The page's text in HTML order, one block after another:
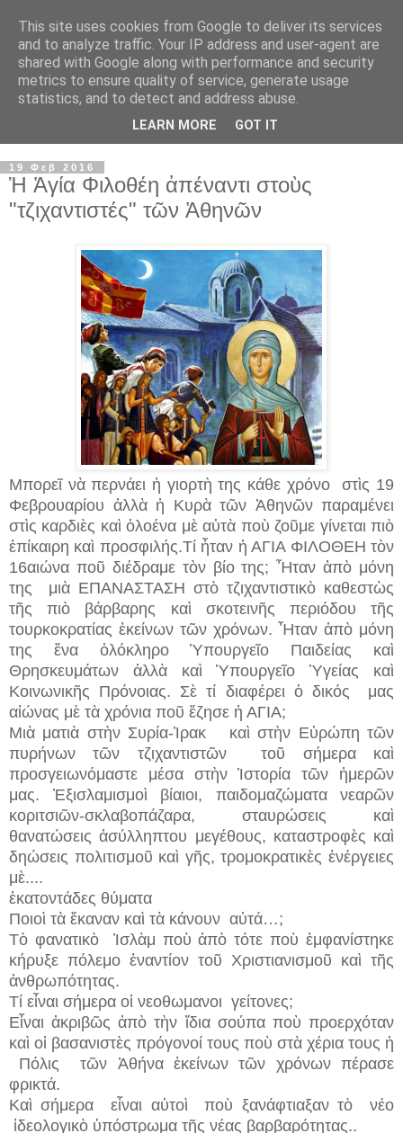
19 Φεβ 2016
Ἡ Ἁγία Φιλοθέη ἀπέναντι στοὺς
"τζιχαντιστές" τῶν Ἀθηνῶν
Μπορεῖ νὰ περνάει ἡ γιορτὴ της κάθε χρόνο στὶς 19
Φεβρουαρίου ἀλλὰ ἡ Κυρὰ τῶν Ἀθηνῶν παραμένει
στὶς καρδιὲς καὶ ὁλοένα μὲ αὐτὰ ποὺ ζοῦμε γίνεται πιὸ
ἐπίκαιρη καὶ προσφιλής.Τί ἦταν ἡ ΑΓΙΑ ΦΙΛΟΘΕΗ τὸν
16αιώνα ποῦ διέδραμε τὸν βίο της;Ἦταν ἀπὸ μόνη
της μιὰ ΕΠΑΝΑΣΤΑΣΗ στὸ τζιχαντιστικὸ καθεστὼς
τῆς πιὸ βάρβαρης καὶ σκοτεινῆς περιόδου τῆς
τουρκοκρατίας ἐκείνων τῶν χρόνων.Ἦταν ἀπὸ μόνη
της ἕνα ὁλόκληρο Ὑπουργεῖο Παιδείας καὶ
Θρησκευμάτων ἀλλὰ καὶ Ὑπουργεῖο Ὑγείας καὶ
Κοινωνικῆς Πρόνοιας. Σὲ τί διαφέρει ὁ δικός μας
αἰώνας μὲ τὰ χρόνια ποῦ ἔζησε ἡ ΑΓΙΑ;
Μιὰ ματιὰ στὴν Συρία-Ἰρακ καὶ στὴν Εὐρώπη τῶν
πυρήνων τῶν τζιχαντιστῶν τοῦ σήμερα καὶ
προσγειωνόμαστε μέσα στὴν Ἱστορία τῶν ἡμερῶν
μας. Ἐξισλαμισμοὶ βίαιοι, παιδομαζώματα νεαρῶν
κοριτσιῶν-σκλαβοπάζαρα, σταυρώσεις καὶ
θανατώσεις ἀσύλληπτου μεγέθους, καταστροφὲς καὶ
δηώσεις πολιτισμοῦ καὶ γῆς, τρομοκρατικὲς ἐνέργειες
μὲ....
ἑκατοντάδες θύματα
Ποιοὶ τὰ ἔκαναν καὶ τὰ κάνουν αὐτά…;
Τὸ φανατικὸ Ἰσλὰμ ποὺ ἀπὸ τότε ποὺ ἐμφανίστηκε
κήρυξε πόλεμο ἐναντίον τοῦ Χριστιανισμοῦ καὶ τῆς
ἀνθρωπότητας.
Τί εἶναι σήμερα οἱ νεοθωμανοι γείτονες;
Εἶναι ἀκριβῶς ἀπὸ τὴν ἴδια σούπα ποὺ προερχόταν
καὶ οἱ βασανιστὲς πρόγονοί τους ποὺ στὰ χέρια τους ἡ
Πόλις τῶν Ἀθήνα ἐκείνων τῶν χρόνων πέρασε
φρικτά.
Καὶ σήμερα εἶναι αὐτοὶ ποὺ ξανάφτιαξαν τὸ νέο
ἰδεολογικὸ ὑπόστρωμα τῆς νέας βαρβαρότητας..
This site uses cookies from Google to deliver its services
and to analyze traffic. Your IP address and user-agent are
shared with Google along with performance and security
metrics to ensure quality of service, generate usage
statistics, and to detect and address abuse.
LEARN MORE GOT IT